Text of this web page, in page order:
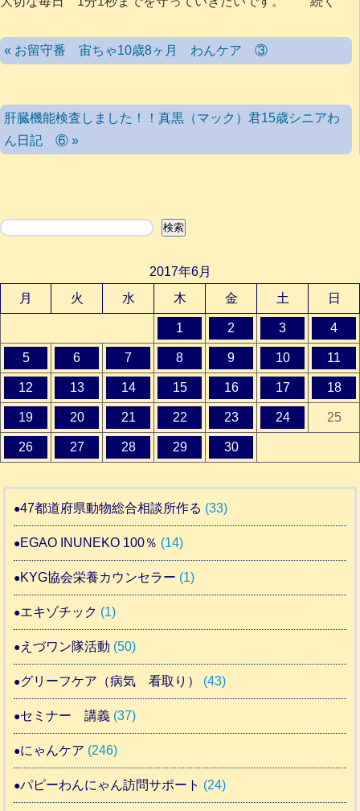
« お留守番 宙ちゃ10歳8ヶ月 わんケア ③
肝臓機能検査しました！！真黒（マック）君15歳シニアわ
ん日記 ⑥ »
検索 検索
2017年6月
月
火 水 木 金 土 日
1 2 3 4
5 6 7 8 9 10 11
12 13 14 15 16 17 18
19 20 21 22 23 24 25
26 27 28 29 30
47都道府県動物総合相談所作る (33)
EGAO INUNEKO 100％ (14)
KYG協会栄養カウンセラー (1)
エキゾチック (1)
えづワン隊活動 (50)
グリーフケア（病気 看取り） (43)
セミナー 講義 (37)
にゃんケア (246)
パピーわんにゃん訪問サポート (24)